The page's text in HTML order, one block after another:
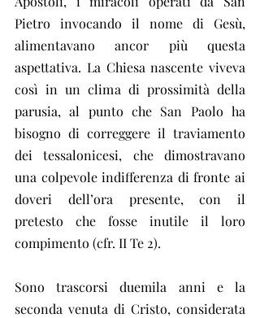
Pietro invocando il nome di Gesù,
alimentavano ancor più questa
aspettativa. La Chiesa nascente viveva
così in un clima di prossimità della
parusia, al punto che San Paolo ha
bisogno di correggere il traviamento
dei tessalonicesi, che dimostravano
una colpevole indifferenza di fronte ai
doveri dell’ora presente, con il
pretesto che fosse inutile il loro
compimento (cfr. II Te 2).
Sono trascorsi duemila anni e la
seconda venuta di Cristo, considerata